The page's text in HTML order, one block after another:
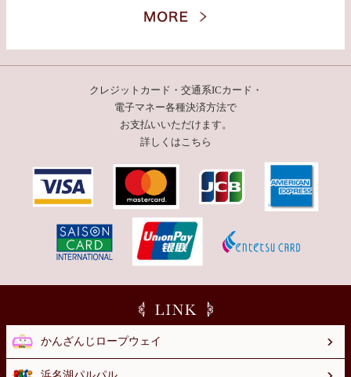
クレジットカード・交通系ICカード・
電子マネー各種決済方法で
お支払いいただけます。
詳しくはこちら
かんざんじロープウェイ